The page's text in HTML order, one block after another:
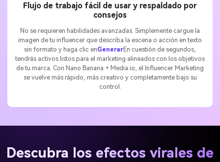
Flujo de trabajo fácil de usar y respaldado por
consejos
No se requieren habilidades avanzadas. Simplemente cargue la
imagen de tu influencer que describa la escena o acción en texto
sin formato y haga clic enGenerarEn cuestión de segundos,
tendrás activos listos para el marketing alineados con los objetivos
de tu marca. Con Nano Banana + Media.io, el Influencer Marketing
se vuelve más rápido, más creativo y completamente bajo su
control.
Descubra los efectos virales de